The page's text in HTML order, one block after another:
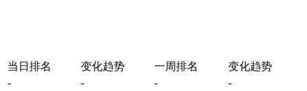
当日排名 变化趋势 一周排名
变化趋势
-
- -
-